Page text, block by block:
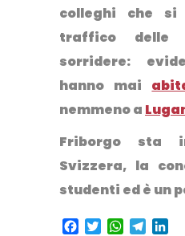
colleghi che si
traffico delle
sorridere:
hanno mai
nemmeno a
Friborgo sta
Svizzera, la
studenti ed è un
Facebook
Twitter